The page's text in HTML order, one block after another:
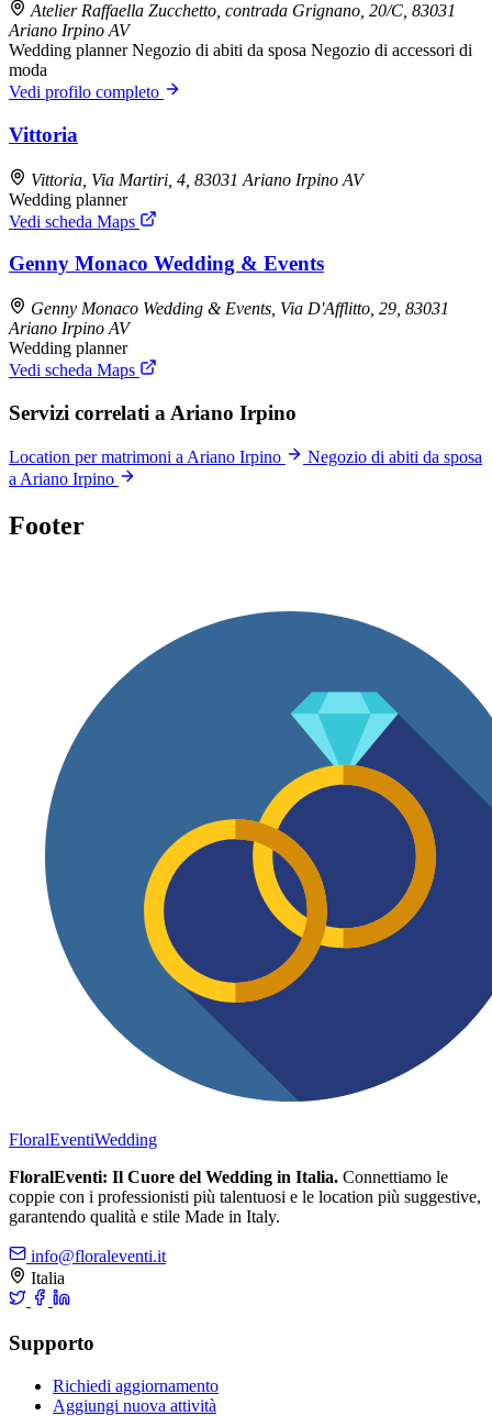
Atelier Raffaella Zucchetto, contrada Grignano, 20/C, 83031
Ariano Irpino AV
Wedding plannerNegozio di abiti da sposa Negozio di accessori di
moda
Vedi profilo completo
Vittoria
Vittoria, Via Martiri, 4, 83031 Ariano Irpino AV
Wedding planner
Vedi scheda Maps
Genny Monaco Wedding & Events
Genny Monaco Wedding & Events, Via D'Afflitto, 29, 83031
Ariano Irpino AV
Wedding planner
Vedi scheda Maps
Servizi correlati a Ariano Irpino
Location per matrimoni a Ariano Irpino
Negozio di abiti da sposa
a Ariano Irpino
Footer
FloralEventiWedding
FloralEventi: Il Cuore del Wedding in Italia. Connettiamo le
coppie con i professionisti più talentuosi e le location più suggestive,
garantendo qualità e stile Made in Italy.
info@floraleventi.it
Italia
Supporto
Richiedi aggiornamento
Aggiungi nuova attività